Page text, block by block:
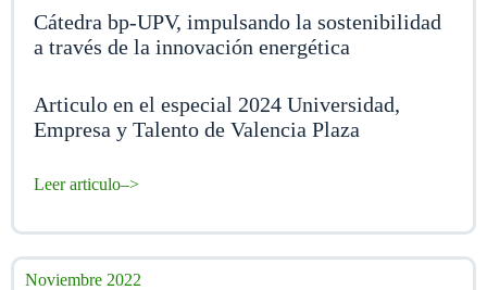
Cátedra bp-UPV, impulsando la sostenibilidad
a través de la innovación energética
Articulo en el especial 2024 Universidad,
Empresa y Talento de Valencia Plaza
Leer articulo–>
Noviembre 2022